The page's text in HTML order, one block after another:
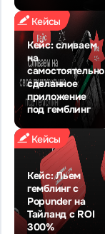
Кейсы
Кейс: сливаем
на
самостоятельно
сделанное
приложение
под гемблинг
Кейсы
Кейс: Льем
гемблинг с
Popunder на
Тайланд с ROI
300%